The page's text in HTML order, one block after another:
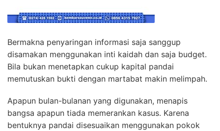
Bermakna penyaringan informasi saja sanggup
disamakan menggunakan inti kaidah dan saja budget.
Bila bukan menetapkan cukup kapital pandai
memutuskan bukti dengan martabat makin melimpah.
Apapun bulan-bulanan yang digunakan, menapis
bangsa apapun tiada memerankan kasus. Karena
bentuknya pandai disesuaikan menggunakan pokok